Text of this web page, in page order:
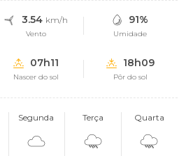
3.54 km/h
Vento
91%
Umidade
07h11
Nascer do sol
18h09
Pôr do sol
Segunda Terça Quarta